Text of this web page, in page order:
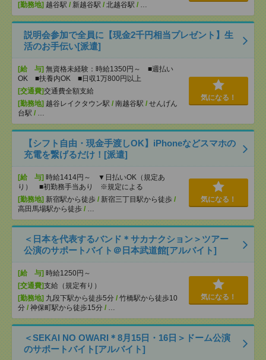
[勤務地] 越谷駅 / 新越谷駅 / 北越谷駅 / …
説明会参加で全員に【現金2千円相当プレゼント】生
活のお手伝い[派遣]
[給 与] 無資格未経験：時給1350円～ ■週払い
OK ■扶養内OK ■日収1万800円以上
[交通費]交通費全額支給
[勤務地] 越谷レイクタウン駅 / 南越谷駅 / せんげん
台駅 / …
気になる！
【シフト自由・現金手渡しOK】iPhoneなどスマホの
充電を繋げるだけ！[派遣]
[給 与] 時給1414円～ ▼日払いOK（規定あ
り） ■初勤務手当あり ※規定による
[勤務地] 新宿駅から徒歩 / 新宿三丁目駅から徒歩 /
高田馬場駅から徒歩 / …
気になる！
＜日本を代表するバンド＊サカナクション＞ツアー
公演のサポートバイト＠日本武道館[アルバイト]
[給 与] 時給1250円～
[交通費]支給（規定有り）
[勤務地] 九段下駅から徒歩5分 / 竹橋駅から徒歩10
分 / 神保町駅から徒歩15分 / …
気になる！
＜SEKAI NO OWARI＊8月15日・16日＞ドーム公演
のサポートバイト[アルバイト]